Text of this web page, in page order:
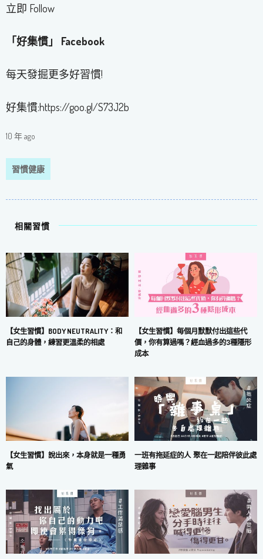
立即 Follow
「好集慣」 Facebook
每天發掘更多好習慣!
好集慣:https://goo.gl/S73J2b
10 年 ago
習慣健康
相關習慣
【女生習慣】BODY NEUTRALITY：和
自己的身體，練習更溫柔的相處
【女生習慣】每個月默默付出這些代
價，你有算過嗎？經血過多的3種隱形
成本
【女生習慣】說出來，本身就是一種勇
氣
一班有拖延症的人 聚在一起陪伴彼此處
理雜事